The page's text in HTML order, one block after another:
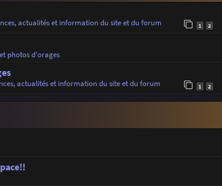
actualités et information du site et du forum 1 2
photos d'orages
actualités et information du site et du forum 1 2